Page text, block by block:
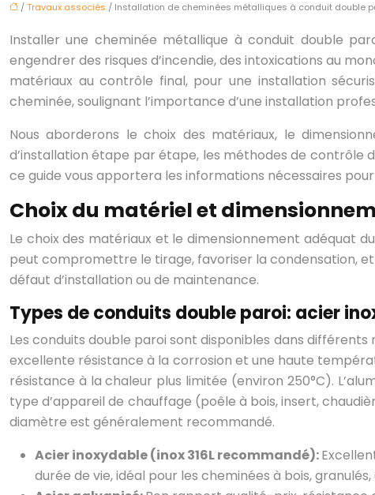
/Travaux associés / Installation de cheminées métalliques à conduit double
Installer une cheminée métallique à conduit double
engendrer des risques d’incendie, des intoxications au
matériaux au contrôle final, pour une installation
cheminée, soulignant l’importance d’une installation
Nous aborderons le choix des matériaux, le
d’installation étape par étape, les méthodes de contrôle
ce guide vous apportera les informations nécessaires
Choix du matériel et
Le choix des matériaux et le dimensionnement adéquat
peut compromettre le tirage, favoriser la condensation, et
défaut d’installation ou de maintenance.
Types de conduits double paroi: acier
Les conduits double paroi sont disponibles dans
excellente résistance à la corrosion et une haute
résistance à la chaleur plus limitée (environ 250°C).
type d’appareil de chauffage (poêle à bois, insert,
diamètre est généralement recommandé.
Acier inoxydable (inox 316L recommandé):
durée de vie, idéal pour les cheminées à bois, granulés,